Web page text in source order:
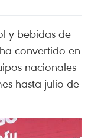
y bebidas de
convertido en
nacionales
hasta julio de